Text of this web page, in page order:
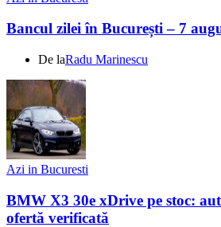
Bancul zilei în București – 7
De laRadu Marinescu
Azi in Bucuresti
BMW X3 30e xDrive pe stoc:
ofertă verificată